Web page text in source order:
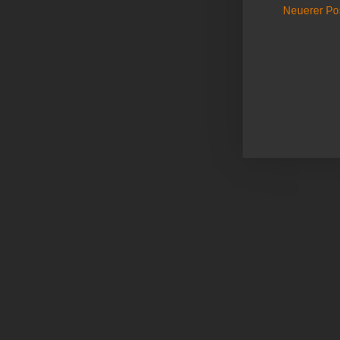
Neuerer